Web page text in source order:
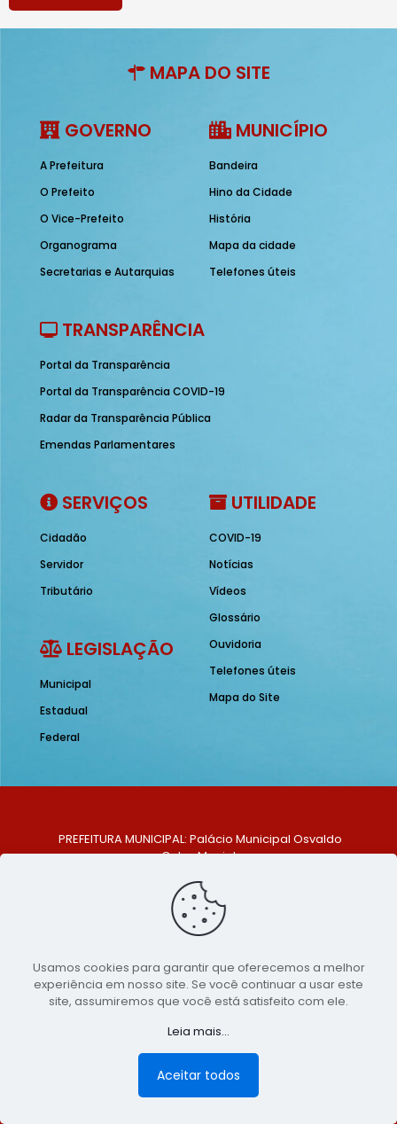
MAPA DO SITE
GOVERNO
A Prefeitura
O Prefeito
O Vice-Prefeito
Organograma
Secretarias e Autarquias
MUNICÍPIO
Bandeira
Hino da Cidade
História
Mapa da cidade
Telefones úteis
TRANSPARÊNCIA
Portal da Transparência
Portal da Transparência COVID-19
Radar da Transparência Pública
Emendas Parlamentares
SERVIÇOS
Cidadão
Servidor
Tributário
LEGISLAÇÃO
Municipal
Estadual
Federal
UTILIDADE
COVID-19
Notícias
Vídeos
Glossário
Ouvidoria
Telefones úteis
Mapa do Site
PREFEITURA MUNICIPAL: Palácio Municipal Osvaldo
Celso Maciel
Centro, São Bento do Una - PE. CEP: 553370-128
TELEFONE: (81) 99548-1569
E-MAIL: ouvidoria@saobentodouna.pe.gov.br
Copyright 2021-2026 - Assessoria de Comunicação da
Prefeitura de São Bento do Una - PE
publicidadeLumusWeb - Agência Digital
Usamos cookies para garantir que oferecemos a melhor
experiência em nosso site. Se você continuar a usar este
site, assumiremos que você está satisfeito com ele.
Leia mais...
Aceitar todos